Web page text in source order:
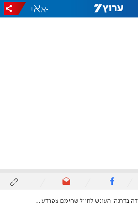
-
+
העונש לחייל שחימם צפרדע במיקרוגל למוות